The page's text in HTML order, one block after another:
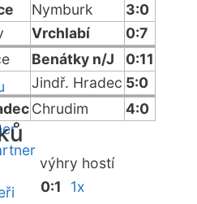
Nymburk
3:0
Vrchlabí
0:7
Benátky n/J
0:11
Jindř. Hradec 5:0
Chrudim 4:0
výhry hostí
0:1
1x